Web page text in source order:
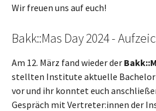
Wir freuen uns auf euch!
Bakk::Mas Day 2024 -
Am 12. März fand wieder der
stellten Institute aktuelle
vor und ihr konntet euch
Gespräch mit Vertreter:innen der